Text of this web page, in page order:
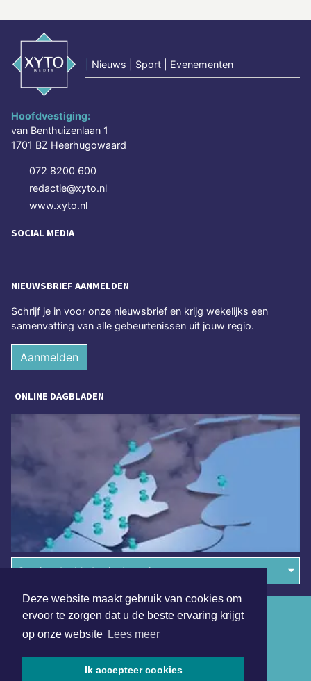
Deze website maakt gebruik van cookies om
ervoor te zorgen dat u de beste ervaring krijgt
op onze website Lees meer
Ik accepteer cookies
Nieuws | Sport | Evenementen
Hoofdvestiging:
van Benthuizenlaan 1
1701 BZ Heerhugowaard
072 8200 600
redactie@xyto.nl
www.xyto.nl
SOCIAL MEDIA
NIEUWSBRIEF AANMELDEN
Schrijf je in voor onze nieuwsbrief en krijg wekelijks een
samenvatting van alle gebeurtenissen uit jouw regio.
Aanmelden
ONLINE DAGBLADEN
Overige dagbladen in de regio
Algemene voorwaarden
Disclaimer